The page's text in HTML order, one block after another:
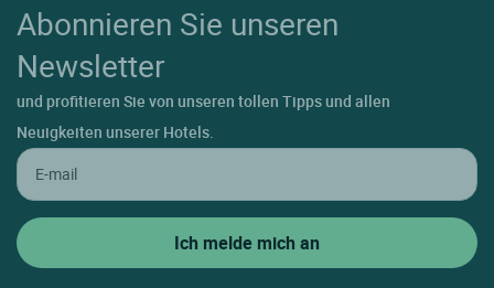
Abonnieren Sie unseren
Newsletter
und profitieren Sie von unseren tollen Tipps und allen
Neuigkeiten unserer Hotels.